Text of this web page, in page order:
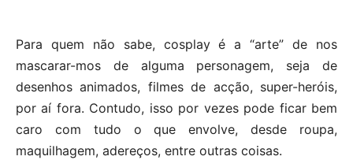
Para quem não sabe, cosplay é a “arte” de nos
mascarar-mos de alguma personagem, seja de
desenhos animados, filmes de acção, super-heróis,
por aí fora. Contudo, isso por vezes pode ficar bem
caro com tudo o que envolve, desde roupa,
maquilhagem, adereços, entre outras coisas.